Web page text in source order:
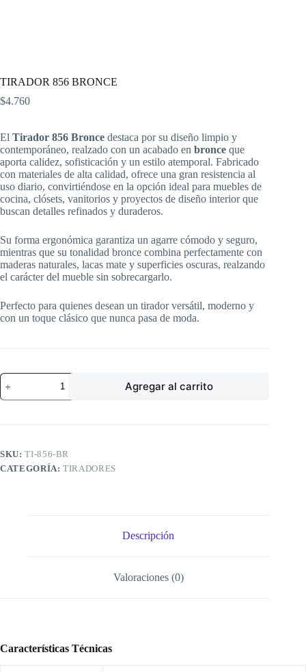
TIRADOR 856 BRONCE
$4.760
El Tirador 856 Bronce destaca por su diseño limpio y
contemporáneo, realzado con un acabado en bronce que
aporta calidez, sofisticación y un estilo atemporal. Fabricado
con materiales de alta calidad, ofrece una gran resistencia al
uso diario, convirtiéndose en la opción ideal para muebles de
cocina, clósets, vanitorios y proyectos de diseño interior que
buscan detalles refinados y duraderos.
Su forma ergonómica garantiza un agarre cómodo y seguro,
mientras que su tonalidad bronce combina perfectamente con
maderas naturales, lacas mate y superficies oscuras, realzando
el carácter del mueble sin sobrecargarlo.
Perfecto para quienes desean un tirador versátil, moderno y
con un toque clásico que nunca pasa de moda.
TIRADOR
856
BRONCE
Agregar al carrito
SKU:TI-856-BR
CATEGORÍA:TIRADORES
Descripción
Valoraciones (0)
Características Técnicas